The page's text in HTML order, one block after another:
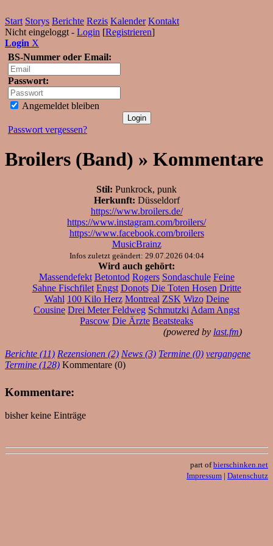
Start Storys Berichte Rezis Kalender Kontakt
Nicht eingeloggt - Login [Registrieren]
Login X
BS-Nummer oder Email:
Passwort:
Angemeldet bleiben
Passwort vergessen?
Broilers (Band) » Kommentare
Stil: Punkrock, punk
Herkunft: Düsseldorf
https://www.broilers.de/
https://www.instagram.com/broilers/
https://www.facebook.com/broilers
MusicBrainz
Infos zuletzt geändert: 29.07.2026 04:04
Wird auch gehört:
Massendefekt Betontod Rogers Sondaschule Feine
Sahne Fischfilet Engst Donots Die Toten Hosen Dritte
Wahl 100 Kilo Herz Montreal ZSK Wizo Deine
Cousine Drei Meter Feldweg Schmutzki Adam Angst
Pascow Die Ärzte Beatsteaks
(powered by last.fm)
Berichte (11) Rezensionen (2) News (3) Termine (0) vergangene
Termine (128) Kommentare (0)
Kommentare:
bisher keine Einträge
part ofbierschinken.net
Impressum | Datenschutz